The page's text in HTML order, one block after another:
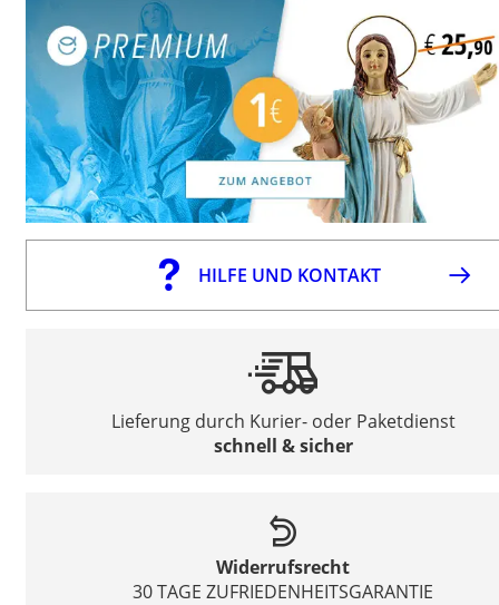
HILFE UND KONTAKT
Lieferung durch Kurier- oder Paketdienst
schnell & sicher
Widerrufsrecht
30 TAGE ZUFRIEDENHEITSGARANTIE